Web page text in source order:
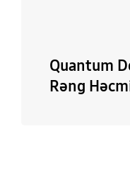
Quantum
Rəng